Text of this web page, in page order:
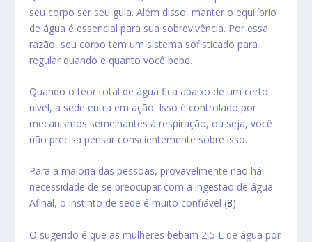
seu corpo ser seu guia. Além disso, manter o equilíbrio
de água é essencial para sua sobrevivência. Por essa
razão, seu corpo tem um sistema sofisticado para
regular quando e quanto você bebe.
Quando o teor total de água fica abaixo de um certo
nível, a sede entra em ação. Isso é controlado por
mecanismos semelhantes à respiração, ou seja, você
não precisa pensar conscientemente sobre isso.
Para a maioria das pessoas, provavelmente não há
necessidade de se preocupar com a ingestão de água.
Afinal, o instinto de sede é muito confiável (8).
O sugerido é que as mulheres bebam 2,5 L de água por